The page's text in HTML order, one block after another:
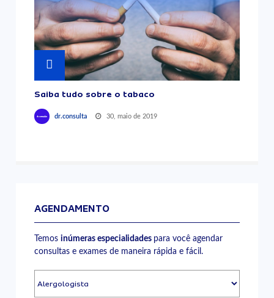
Saiba tudo sobre o tabaco
dr.consulta 30, maio de 2019
AGENDAMENTO
Temosinúmeras especialidades para você agendar
consultas e exames de maneira rápida e fácil.